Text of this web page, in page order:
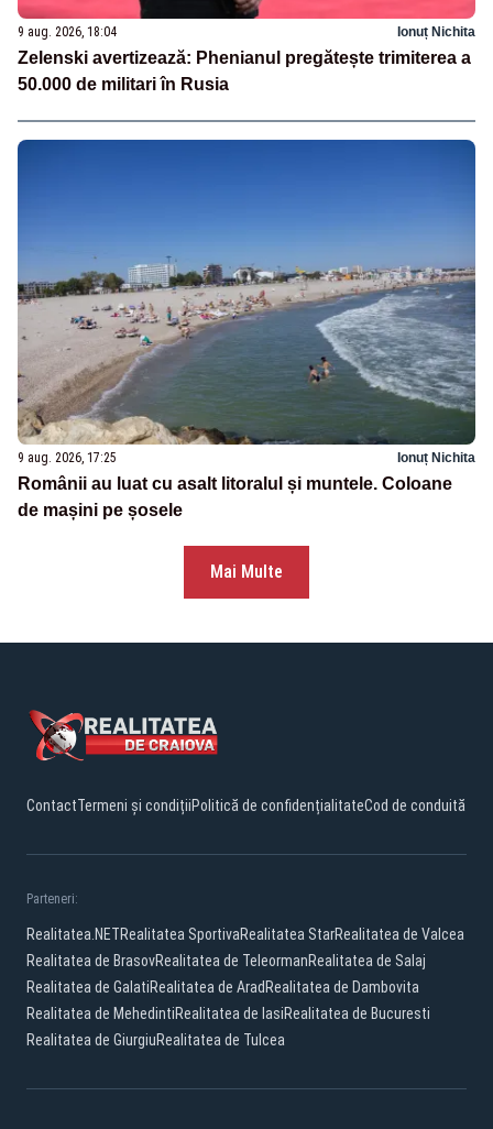
9 aug. 2026, 18:04 Ionuț Nichita
Zelenski avertizează: Phenianul pregătește trimiterea a
50.000 de militari în Rusia
9 aug. 2026, 17:25 Ionuț Nichita
Românii au luat cu asalt litoralul și muntele. Coloane
de mașini pe șosele
Mai Multe
ContactTermeni și condițiiPolitică de confidențialitateCod de conduită
Parteneri:
Realitatea.NETRealitatea SportivaRealitatea StarRealitatea de Valcea
Realitatea de BrasovRealitatea de TeleormanRealitatea de Salaj
Realitatea de GalatiRealitatea de Arad Realitatea de Dambovita
Realitatea de MehedintiRealitatea de IasiRealitatea de Bucuresti
Realitatea de GiurgiuRealitatea de Tulcea